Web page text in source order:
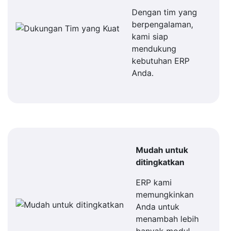
Dengan tim yang
berpengalaman,
kami siap
mendukung
kebutuhan ERP
Anda.
Mudah untuk
ditingkatkan
ERP kami
memungkinkan
Anda untuk
menambah lebih